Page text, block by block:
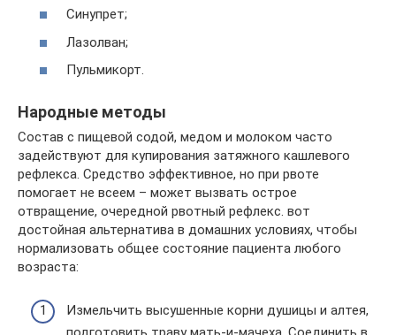
Синупрет;
Лазолван;
Пульмикорт.
Народные методы
Состав с пищевой содой, медом и молоком часто
задействуют для купирования затяжного кашлевого
рефлекса. Средство эффективное, но при рвоте
помогает не всеем – может вызвать острое
отвращение, очередной рвотный рефлекс. вот
достойная альтернатива в домашних условиях, чтобы
нормализовать общее состояние пациента любого
возраста:
Измельчить высушенные корни душицы и алтея,